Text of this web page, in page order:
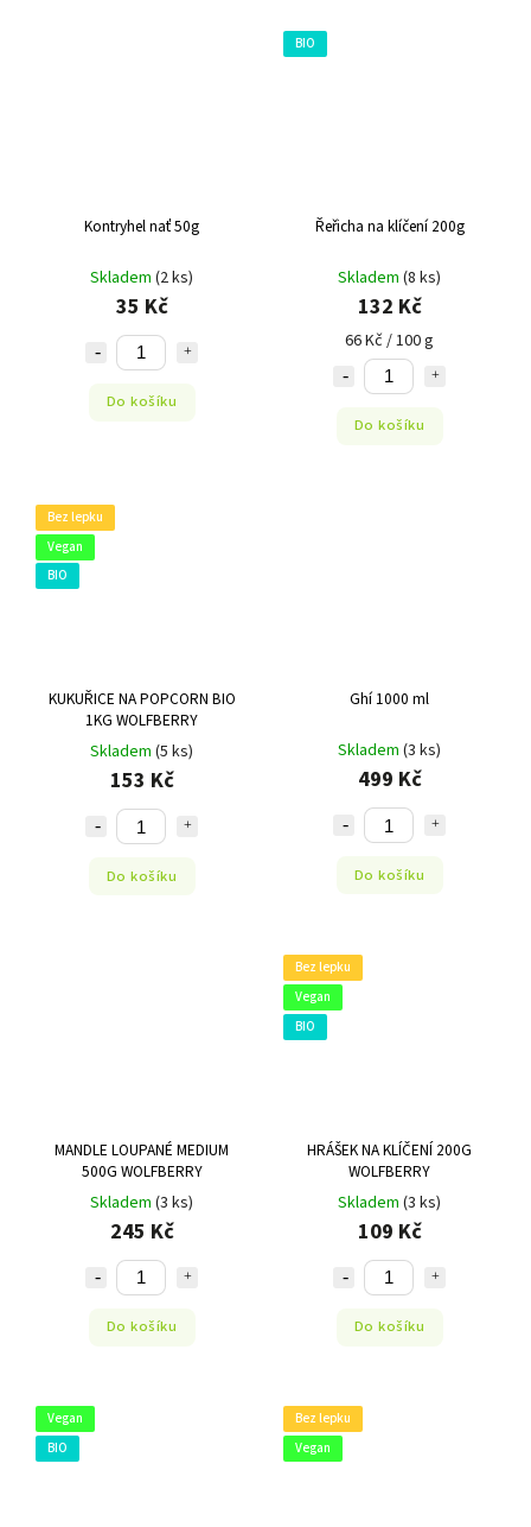
Kontryhel nať 50g
Skladem (2 ks)
35 Kč
Do košíku
BIO
Řeřicha na klíčení 200g
Skladem (8 ks)
132 Kč
66 Kč / 100 g
Do košíku
Bez lepku
Vegan
BIO
KUKUŘICE NA POPCORN BIO
1KG WOLFBERRY
Skladem (5 ks)
153 Kč
Do košíku
Ghí 1000 ml
Skladem (3 ks)
499 Kč
Do košíku
MANDLE LOUPANÉ MEDIUM
500G WOLFBERRY
Skladem (3 ks)
245 Kč
Do košíku
Bez lepku
Vegan
BIO
HRÁŠEK NA KLÍČENÍ 200G
WOLFBERRY
Skladem (3 ks)
109 Kč
Do košíku
Vegan
BIO
Bez lepku
Vegan